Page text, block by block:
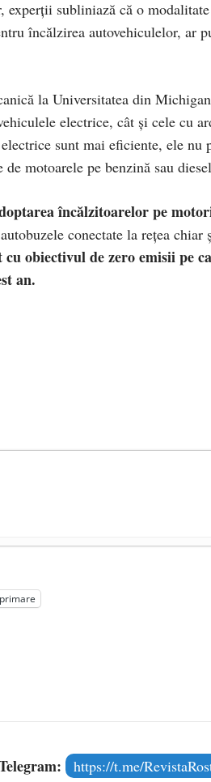
experții subliniază că o
încălzirea autovehiculelor, ar
la Universitatea din
electrice, cât și cele cu
sunt mai eficiente, ele nu
motoarele pe benzină sau
încălzitoarelor pe
conectate la rețea chiar
obiectivul de zero emisii pe
an.
Ucrainei, Volodymyr Zelensky
2026
Octavian Goga, înlăturat din
https://t.me/